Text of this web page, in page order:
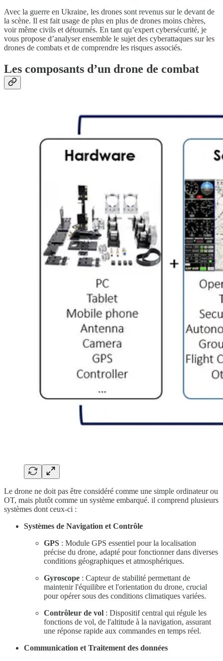
Avec la guerre en Ukraine, les drones sont revenus sur le devant de
la scène. Il est fait usage de plus en plus de drones moins chères,
voir même civils et détournés. En tant qu’expert cybersécurité, je
vous propose d’analyser ensemble le sujet des cyberattaques sur les
drones de combats et de comprendre les risques associés.
Les composants d’un drone de combat
Le drone ne doit pas être considéré comme une simple ordinateur ou
OT, mais plutôt comme un système embarqué. il comprend plusieurs
systèmes dont ceux-ci :
Systèmes de Navigation et Contrôle
GPS : Module GPS essentiel pour la localisation
précise du drone, adapté pour fonctionner dans diverses
conditions géographiques et atmosphériques.
Gyroscope : Capteur de stabilité permettant de
maintenir l'équilibre et l'orientation du drone, crucial
pour opérer sous des conditions climatiques variées.
Contrôleur de vol : Dispositif central qui régule les
fonctions de vol, de l'altitude à la navigation, assurant
une réponse rapide aux commandes en temps réel.
Communication et Traitement des données